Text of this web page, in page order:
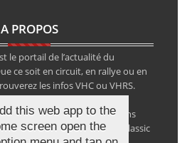
A PROPOS
le portail de l’actualité du
ce soit en circuit, en rallye ou en
les infos VHC ou VHRS.
des épreuves ainsi que
de la voiture ancienne, sans
avec notre partenaire Classic
this web app to the
screen open the